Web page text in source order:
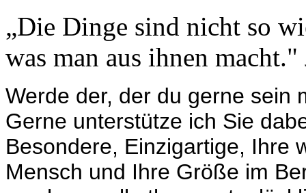
„Die Dinge sind nicht so
was man aus ihnen macht."
Werde der, der du gerne
Gerne unterstütze ich Sie
Besondere, Einzigartige, Ihre
Mensch und Ihre Größe im